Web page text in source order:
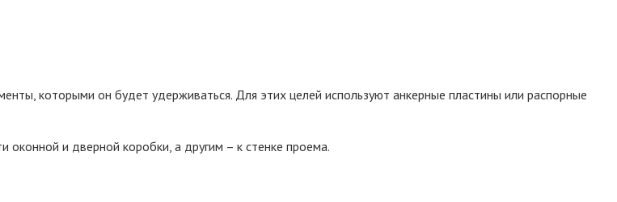
которыми он будет удерживаться. Для этих целей используют анкерные пластины или распорные
и дверной коробки, а другим – к стенке проема.